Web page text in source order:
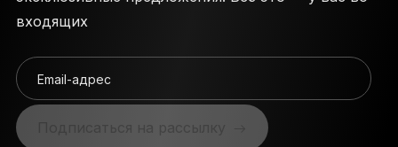
входящих
Email-адрес
Подписаться на рассылку